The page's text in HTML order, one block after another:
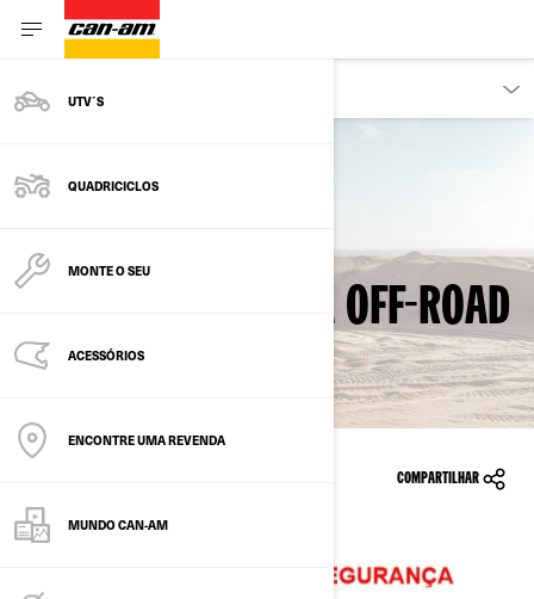
UTV´S
QUADRICICLOS
MONTE O SEU
ACESSÓRIOS
ENCONTRE UMA REVENDA
MUNDO CAN-AM
VOLTAR PARA RECALLS DE SEGURANÇA
MACACO DE ROSCA OFF-ROAD
COMPARTILHAR